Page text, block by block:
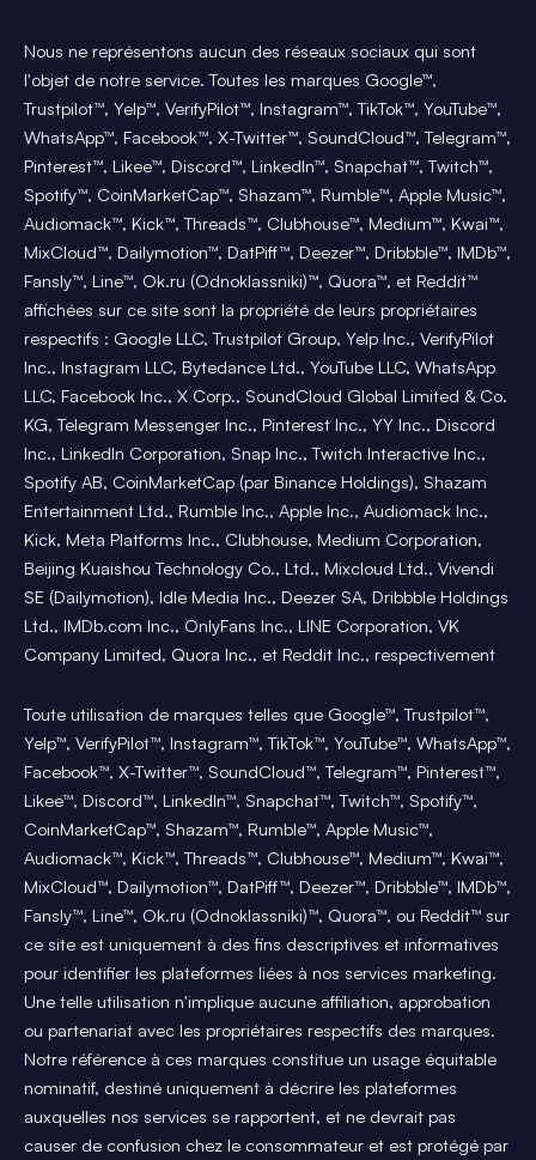
Nous ne représentons aucun des réseaux sociaux qui sont
l'objet de notre service. Toutes les marques Google™,
Trustpilot™, Yelp™, VerifyPilot™, Instagram™, TikTok™, YouTube™,
WhatsApp™, Facebook™, X-Twitter™, SoundCloud™, Telegram™,
Pinterest™, Likee™, Discord™, LinkedIn™, Snapchat™, Twitch™,
Spotify™, CoinMarketCap™, Shazam™, Rumble™, Apple Music™,
Audiomack™, Kick™, Threads™, Clubhouse™, Medium™, Kwai™,
MixCloud™, Dailymotion™, DatPiff™, Deezer™, Dribbble™, IMDb™,
Fansly™, Line™, Ok.ru (Odnoklassniki)™, Quora™, et Reddit™
affichées sur ce site sont la propriété de leurs propriétaires
respectifs : Google LLC, Trustpilot Group, Yelp Inc., VerifyPilot
Inc., Instagram LLC, Bytedance Ltd., YouTube LLC, WhatsApp
LLC, Facebook Inc., X Corp., SoundCloud Global Limited & Co.
KG, Telegram Messenger Inc., Pinterest Inc., YY Inc., Discord
Inc., LinkedIn Corporation, Snap Inc., Twitch Interactive Inc.,
Spotify AB, CoinMarketCap (par Binance Holdings), Shazam
Entertainment Ltd., Rumble Inc., Apple Inc., Audiomack Inc.,
Kick, Meta Platforms Inc., Clubhouse, Medium Corporation,
Beijing Kuaishou Technology Co., Ltd., Mixcloud Ltd., Vivendi
SE (Dailymotion), Idle Media Inc., Deezer SA, Dribbble Holdings
Ltd., IMDb.com Inc., OnlyFans Inc., LINE Corporation, VK
Company Limited, Quora Inc., et Reddit Inc., respectivement
Toute utilisation de marques telles que Google™, Trustpilot™,
Yelp™, VerifyPilot™, Instagram™, TikTok™, YouTube™, WhatsApp™,
Facebook™, X-Twitter™, SoundCloud™, Telegram™, Pinterest™,
Likee™, Discord™, LinkedIn™, Snapchat™, Twitch™, Spotify™,
CoinMarketCap™, Shazam™, Rumble™, Apple Music™,
Audiomack™, Kick™, Threads™, Clubhouse™, Medium™, Kwai™,
MixCloud™, Dailymotion™, DatPiff™, Deezer™, Dribbble™, IMDb™,
Fansly™, Line™, Ok.ru (Odnoklassniki)™, Quora™, ou Reddit™ sur
ce site est uniquement à des fins descriptives et informatives
pour identifier les plateformes liées à nos services marketing.
Une telle utilisation n'implique aucune affiliation, approbation
ou partenariat avec les propriétaires respectifs des marques.
Notre référence à ces marques constitue un usage équitable
nominatif, destiné uniquement à décrire les plateformes
auxquelles nos services se rapportent, et ne devrait pas
causer de confusion chez le consommateur et est protégé par